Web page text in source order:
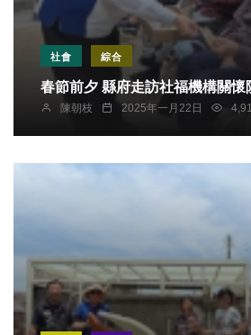
社會 綜合
春節前夕 縣府走訪社福機構關懷
陳朝枝 2025年一月22日